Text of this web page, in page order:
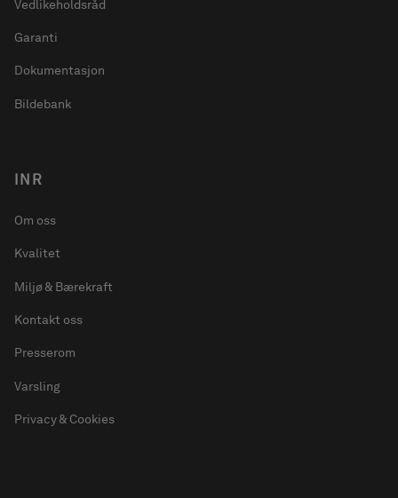
Vedlikeholdsråd
Garanti
Dokumentasjon
Bildebank
INR
Om oss
Kvalitet
Miljø & Bærekraft
Kontakt oss
Presserom
Varsling
Privacy & Cookies